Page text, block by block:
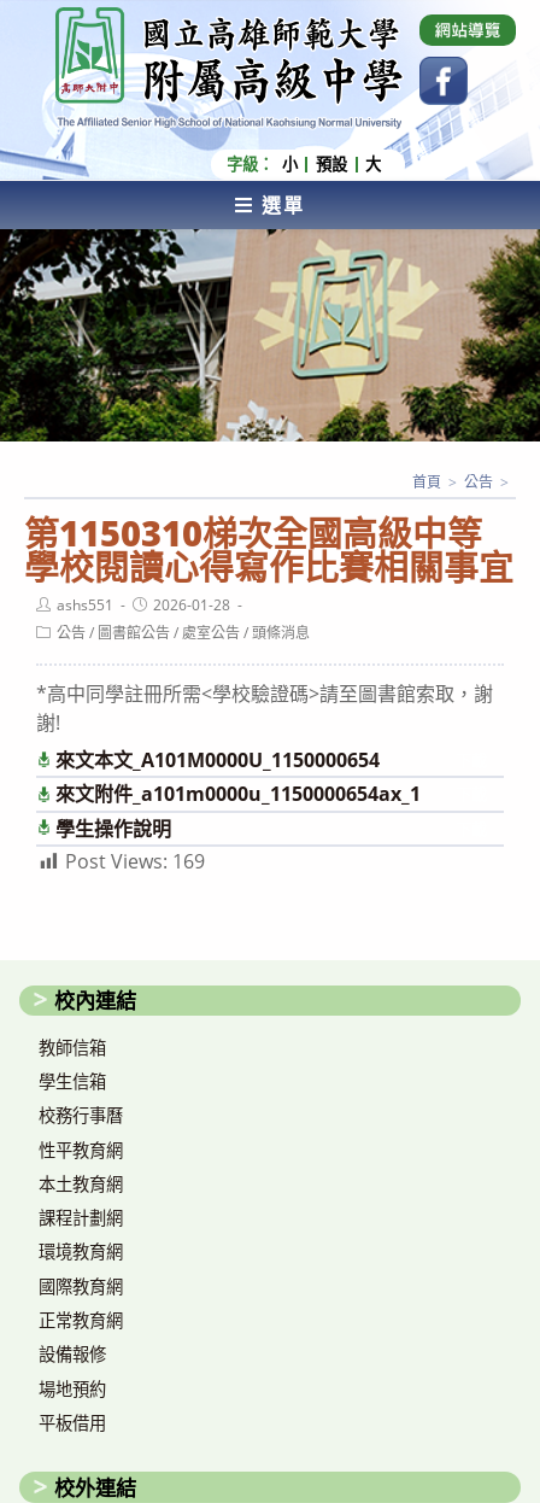
內
容
國立高雄師範大學附屬高級中學 Affiliated Senior
High School of National Kaohsiung Normal
University
字級： 小 預設 大
選單
AFFILIATED SENIOR HIGH SCHOOL OF NATIONAL
KAOHSIUNG NORMAL UNIVERSITY
第1150310梯次全國高級中等
學校閱讀心得寫作比賽相關事宜
首頁 > 公告 >
Post
author:
ashs551
Post
published:
2026-01-28
Post公告/ 圖書館公告/處室公告/頭條消息
*高中同學註冊所需<學校驗證碼>請至圖書館索取，謝
謝!
來文本文_A101M0000U_1150000654
來文附件_a101m0000u_1150000654ax_1
學生操作說明
Post Views: 169
校內連結
教師信箱
學生信箱
校務行事曆
性平教育網
本土教育網
課程計劃網
環境教育網
國際教育網
正常教育網
設備報修
場地預約
平板借用
校外連結